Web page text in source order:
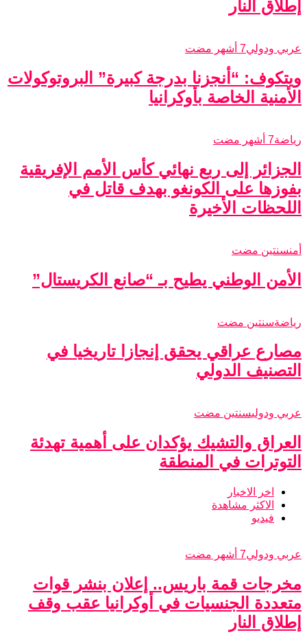
إطلاق النار
عربي ودولي7 أشهر مضت
ويتكوف: “أنجزنا بدرجة كبيرة” البروتوكولات
الأمنية الخاصة بأوكرانيا
رياضة7 أشهر مضت
الجزائر إلى ربع نهائي كأس الأمم الإفريقية
بفوزها على الكونغو بهدف قاتل في
اللحظات الأخيرة
أمنسنتين مضت
الأمن الوطني يطيح بـ “صانع الكريستال”
رياضةسنتين مضت
مصارع عراقي يحقق إنجازا تاريخيا في
التصنيف الدولي
عربي ودوليسنتين مضت
العراق والتشيك يؤكدان على أهمية تهدئة
التوترات في المنطقة
اخر الاخبار
الاكثر مشاهدة
فيديو
عربي ودولي7 أشهر مضت
مخرجات قمة باريس.. إعلان بنشر قوات
متعددة الجنسيات في أوكرانيا عقب وقف
إطلاق النار